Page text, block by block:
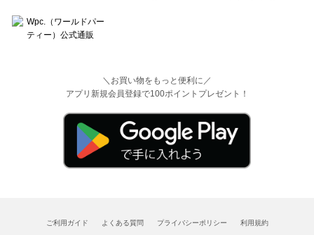
＼お買い物をもっと便利に／
アプリ新規会員登録で100ポイントプレゼント！
ご利用ガイド よくある質問 プライバシーポリシー 利用規約